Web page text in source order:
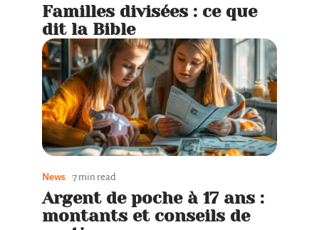
Familles divisées : ce que
dit la Bible
News 7 min read
Argent de poche à 17 ans :
montants et conseils de